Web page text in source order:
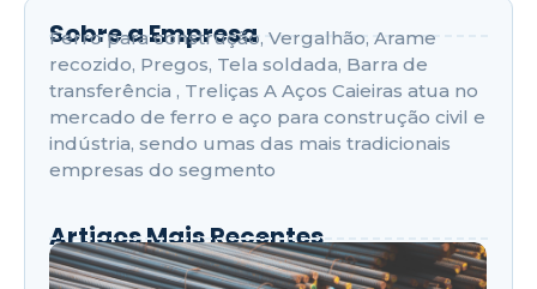
Sobre a Empresa
Ferro para construção, Vergalhão, Arame
recozido, Pregos, Tela soldada, Barra de
transferência , Treliças A Aços Caieiras atua no
mercado de ferro e aço para construção civil e
indústria, sendo umas das mais tradicionais
empresas do segmento
Artigos Mais Recentes